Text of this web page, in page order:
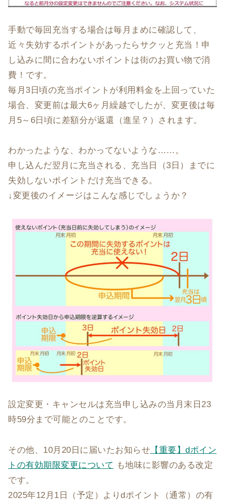
手動で毎回充当する場合は毎月まめに確認して、
近々失効するポイントがあったらサクッと充当！申
し込みに間に合わないポイントは街のお買い物で消
費！です。
毎月3日頃の充当ポイントが利用料金を上回っていた
場合、変更前は最大6ヶ月繰越でしたが、変更後は毎
月5～6日頃に差額分が返還（進呈？）されます。
わかったような、わかってないような……。
申し込んだ翌月に充当される、充当日（3日）までに
失効しないポイントだけ充当できる。
↓変更後のイメージはこんな感じでしょうか？
設定変更・キャンセルは充当申し込みの当月末日23
時59分まで可能とのことです。
その他、10月20日に届いたお知らせ 【重要】dポイン
トの有効期限変更について も地味に影響のある改定
です。
2025年12月1日（予定）よりdポイント（通常）の有